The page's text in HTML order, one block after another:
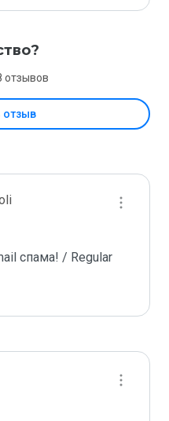
отзывов
отзыв
спама! / Regular